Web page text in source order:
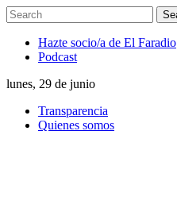
Hazte socio/a de El Faradio
Podcast
lunes, 29 de junio
Transparencia
Quienes somos